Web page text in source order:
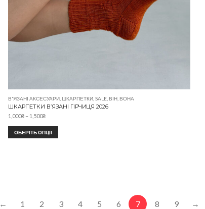
В'ЯЗАНІ АКСЕСУАРИ, ШКАРПЕТКИ, SALE, ВІН, ВОНА
ШКАРПЕТКИ В’ЯЗАНІ ГІРЧИЦЯ 2026
1,000₴– 1,500₴
ОБЕРІТЬ ОПЦІЇ
← 1 2 3 4 5 6 7 8 9 →